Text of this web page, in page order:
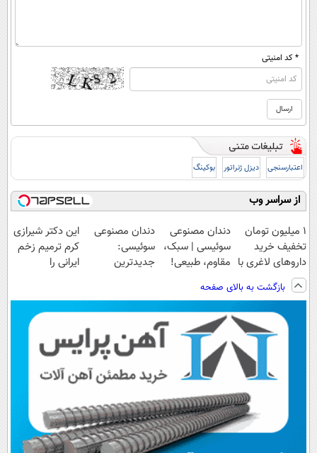
* کد امنیتی
اعتبارسنجی دیزل ژنراتور بوکینگ
از سراسر وب
1 میلیون تومان
تخفیف خرید
داروهای لاغری با
ارسال از
داروخانه و پک
دندان مصنوعی
سوئیسی | سبک،
مقاوم، طبیعی!
رایگان+پرداخت
اقساطی😍
دندان مصنوعی
سوئیسی:
جدیدترین
پرداخت قسطی
این دکتر شیرازی
کرم ترمیم زخم
ایرانی را
بازگشت به بالای صفحه